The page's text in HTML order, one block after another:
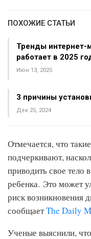
ПОХОЖИЕ СТАТЬИ
Тренды интернет-
работает в 2025
Июн 13, 2025
3 причины
Дек 25, 2024
Отмечается, что
подчеркивают,
приводить свое тело
ребенка. Это может
риск возникновения
сообщаетThe Daily
Ученые выяснили,